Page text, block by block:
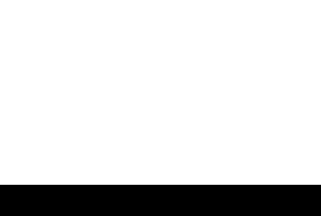
s'affiche pas de manière